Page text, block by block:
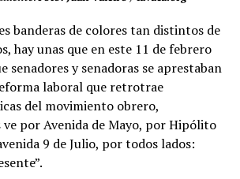
banderas de colores tan distintos de
hay unas que en este 11 de febrero
senadores y senadoras se aprestaban
laboral que retrotrae
del movimiento obrero,
ve por Avenida de Mayo, por Hipólito
9 de Julio, por todos lados: